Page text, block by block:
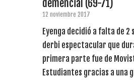
demencial (69-71)
12 noviembre 2017
Eyenga decidió a falta de 2
derbi espectacular que
primera parte fue de
Estudiantes gracias a una